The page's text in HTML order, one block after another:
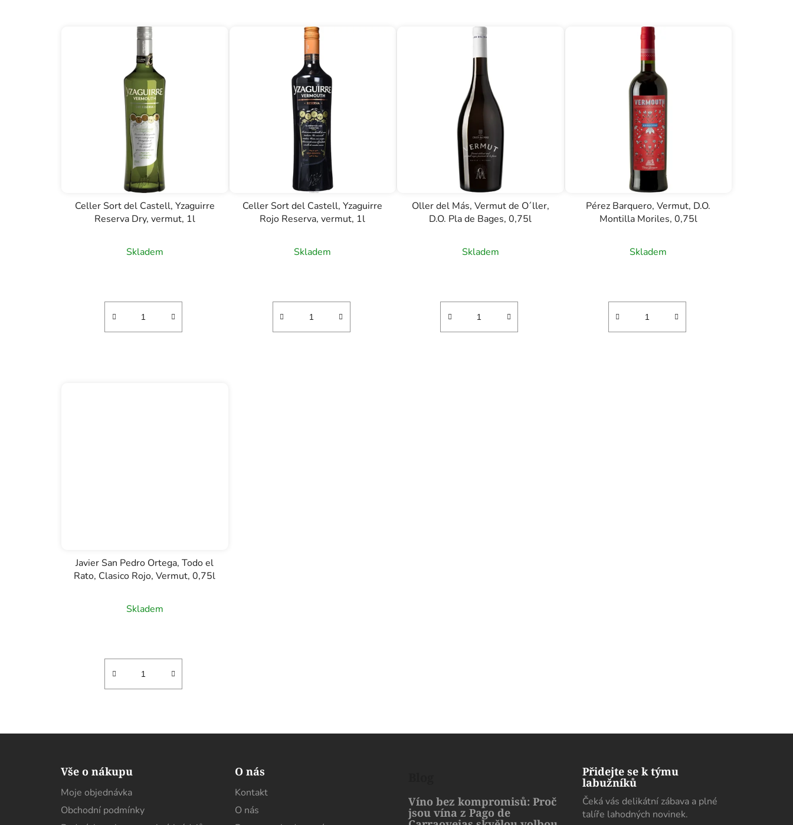
Celler Sort del Castell, Yzaguirre
Reserva Dry, vermut, 1l
Skladem
Celler Sort del Castell, Yzaguirre
Rojo Reserva, vermut, 1l
Skladem
Oller del Más, Vermut de O´ller,
D.O. Pla de Bages, 0,75l
Skladem
Pérez Barquero, Vermut, D.O.
Montilla Moriles, 0,75l
Skladem
Javier San Pedro Ortega, Todo el
Rato, Clasico Rojo, Vermut, 0,75l
Skladem
Vše o nákupu
Moje objednávka
Obchodní podmínky
O nás
Kontakt
O nás
Víno bez kompromisů: Proč
jsou vína z Pago de
Přidejte se k týmu
labužníků
Čeká vás delikátní zábava a plné
talíře lahodných novinek.